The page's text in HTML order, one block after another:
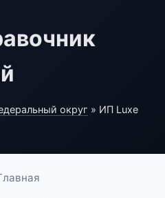
округ » ИП Luxe